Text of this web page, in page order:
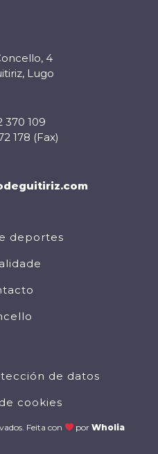
4
Lugo
370 109
178 (Fax)
deportes
de datos
cookies
Feita con porWholia